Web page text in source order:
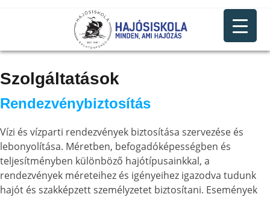
Szolgáltatások
Rendezvénybiztosítás
Vízi és vízparti rendezvények biztosítása szervezése és
lebonyolítása. Méretben, befogadóképességben és
teljesítményben különböző hajótípusainkkal, a
rendezvények méreteihez és igényeihez igazodva tudunk
hajót és szakképzett személyzetet biztosítani. Események